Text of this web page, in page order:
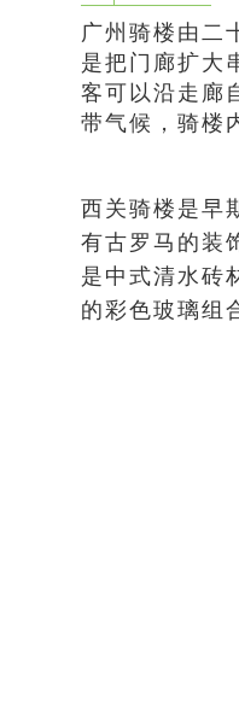
广州骑楼由二
是把门廊扩大
客可以沿走廊
带气候，骑楼
西关骑楼是早
有古罗马的装
是中式清水砖
的彩色玻璃组